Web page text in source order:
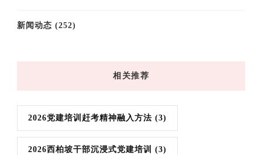
新闻动态 (252)
相关推荐
2026党建培训赶考精神融入方法 (3)
2026西柏坡干部沉浸式党建培训 (3)